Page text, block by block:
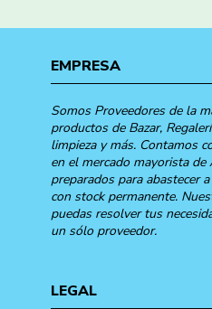
EMPRESA
Somos Proveedores de la
productos de Bazar,
limpieza y más. Contamos
en el mercado mayorista
preparados para abastecer
con stock permanente.
puedas resolver tus
un sólo proveedor.
LEGAL